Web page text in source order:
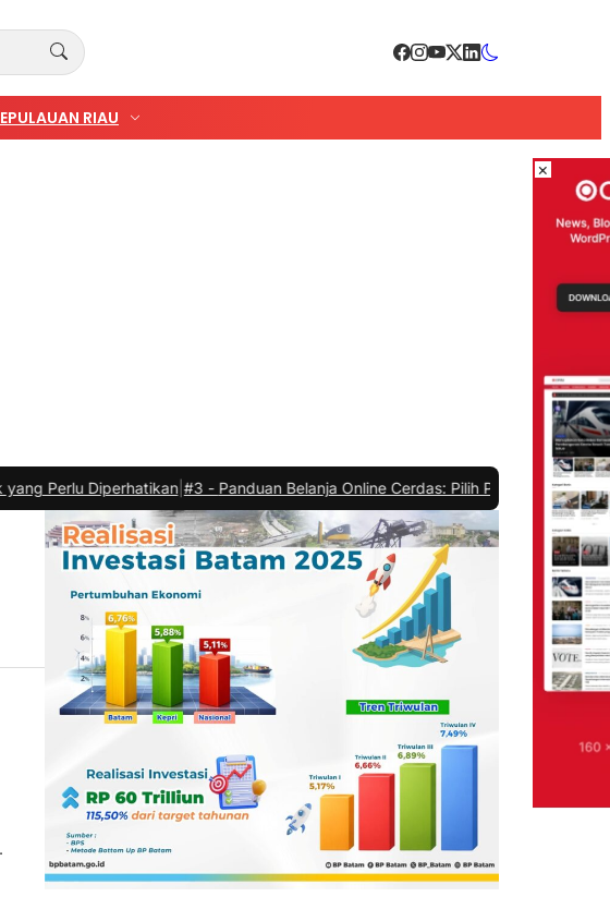
RIAU
Diperhatikan|#3 -Panduan Belanja Online Cerdas: Pilih Produk dengan Bijak dan
×